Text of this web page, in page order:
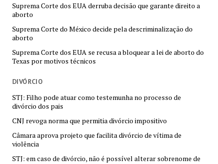
Suprema Corte dos EUA derruba decisão que garante direito a
aborto
Suprema Corte do México decide pela descriminalização do
aborto
Suprema Corte dos EUA se recusa a bloquear a lei de aborto do
Texas por motivos técnicos
DIVÓRCIO
STJ: Filho pode atuar como testemunha no processo de
divórcio dos pais
CNJ revoga norma que permitia divórcio impositivo
Câmara aprova projeto que facilita divórcio de vítima de
violência
STJ: em caso de divórcio, não é possível alterar sobrenome de